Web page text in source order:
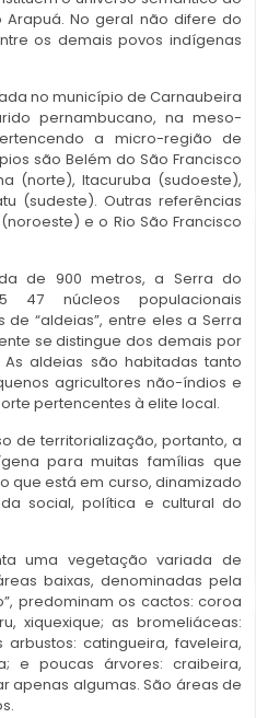
No geral não difere do
os demais povos indígenas
no município de Carnaubeira
pernambucano, na meso-
a micro-região de
são Belém do São Francisco
(norte), Itacuruba (sudoeste),
(sudeste). Outras referências
e o Rio São Francisco
de 900 metros, a Serra do
47 núcleos populacionais
“aldeias”, entre eles a Serra
se distingue dos demais por
aldeias são habitadas tanto
agricultores não-índios e
pertencentes à elite local.
de territorialização, portanto, a
para muitas famílias que
que está em curso, dinamizado
social, política e cultural do
uma vegetação variada de
baixas, denominadas pela
predominam os cactos: coroa
xiquexique; as bromeliáceas:
catingueira, faveleira,
e poucas árvores: craibeira,
apenas algumas. São áreas de